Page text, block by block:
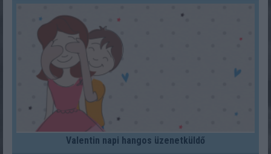
Valentin napi hangos üzenetküldő